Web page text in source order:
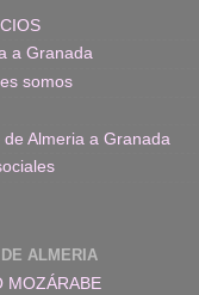
a Granada
somos
Almeria a Granada
ALMERIA
MOZÁRABE